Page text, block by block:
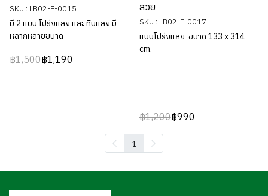
SKU : LB02-F-0015
มี 2 แบบ โปร่งแสง และ ทึบแสง มี
หลากหลายขนาด
฿1,500฿1,190
สวย
SKU : LB02-F-0017
แบบโปร่งแสง ขนาด 133 x 314
cm.
฿1,200฿990
1